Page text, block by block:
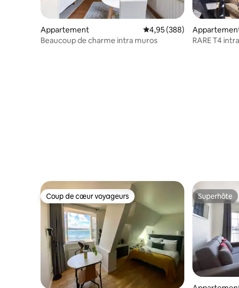
Appartement Évaluation moyenne sur la
4,95 (388)
Beaucoup de charme intra muros
RARE T4
Coup de cœur voyageurs
Coup de cœur voyageurs Superhôte
Superhôte